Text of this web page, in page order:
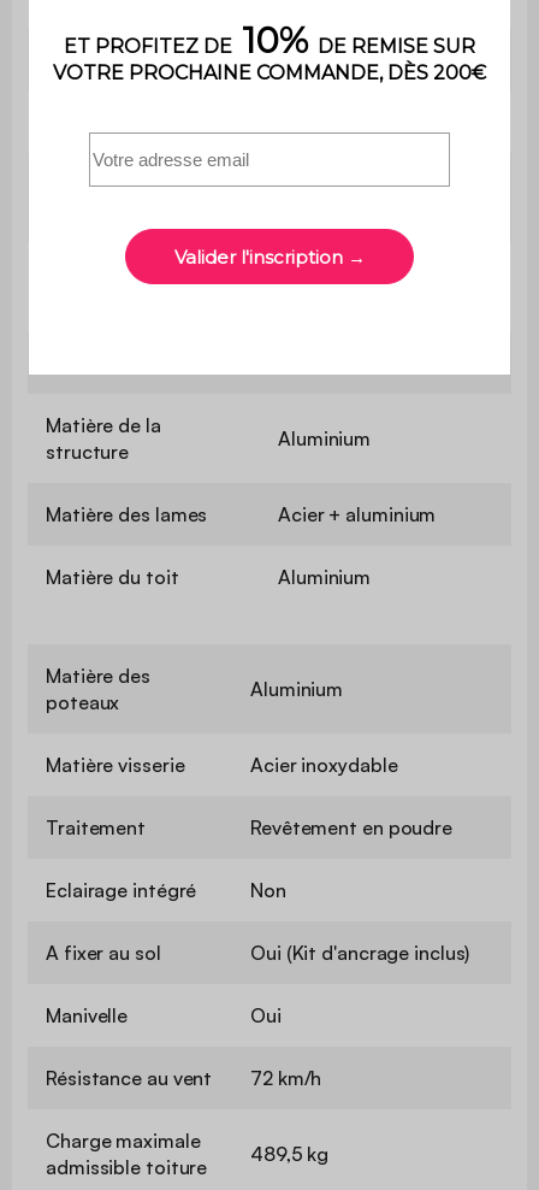
Epaisseur aluminium 1,4 / 1,5 mm
Orientation des
Nombre de lames
50 (48 acier / 2
Matière de la
structure
Aluminium
Matière des lames Acier + aluminium
Matière du toit Aluminium
Matière des
poteaux
Aluminium
Matière visserie Acier inoxydable
Traitement Revêtement en poudre
Eclairage intégré Non
A fixer au sol Oui (Kit d'ancrage inclus)
Manivelle Oui
Résistance au vent 72 km/h
Charge maximale
admissible toiture
489,5 kg